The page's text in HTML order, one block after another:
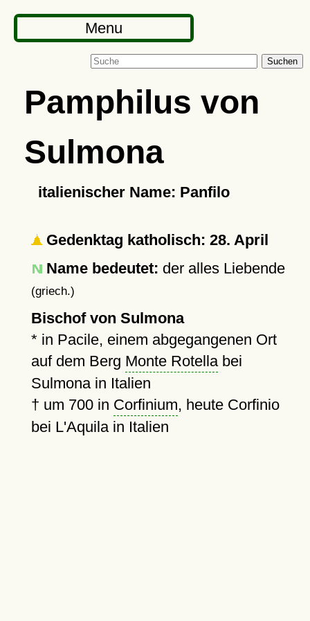
Menu
Suchen
Pamphilus von
Sulmona
italienischer Name: Panfilo
Gedenktag katholisch: 28. April
Name bedeutet: der alles Liebende
(griech.)
Bischof von Sulmona
* in Pacile, einem abgegangenen Ort
auf dem Berg Monte Rotellabei
Sulmona in Italien
† um 700in Corfinium, heute Corfinio
bei L'Aquila in Italien